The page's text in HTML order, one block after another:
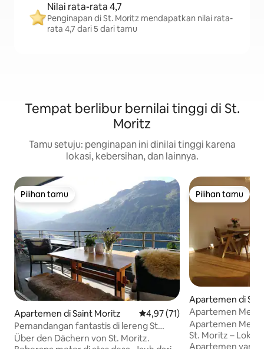
Nilai rata-rata 4,7
Penginapan di St. Moritz mendapatkan nilai rata-
rata 4,7 dari 5 dari tamu
Tempat berlibur bernilai tinggi di St.
Moritz
Tamu setuju: penginapan ini dinilai tinggi karena
lokasi, kebersihan, dan lainnya.
Pilihan tamu
Pilihan tamu
Apartemen di Saint Moritz Nilai rata-rata 4,97 dari 5, 71
4,97 (71)
Pemandangan fantastis di lereng St
Moritz yang cerah
Über den Dächern von St. Moritz.
Pilihan tamu
Pilihan tamu
Apartemen di
Apartemen
Apartemen
St. Moritz –
Apartemen yang